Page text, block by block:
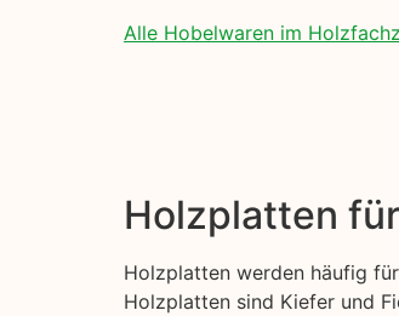
Alle Hobelwaren im
Holzplatten
Holzplatten werden häufig
Holzplatten sind Kiefer und